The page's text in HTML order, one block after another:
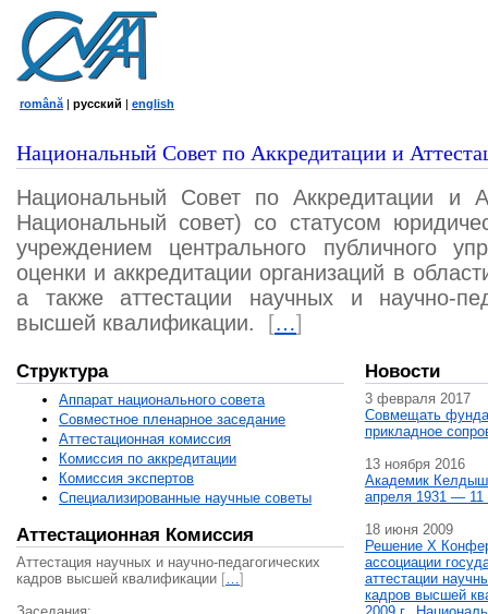
română | русский | english
Национальный Совет по Аккредитации и
Национальный Совет по Аккредитации и
Национальный совет) со статусом
учреждением центрального публичного
оценки и аккредитации организаций в
а также аттестации научных и научно-
высшей квалификации.
[…]
Структура
Аппарат национального совета
Совместное пленарное заседание
Аттестационная комисcия
Комиссия по аккредитации
Комиссия экспертов
Специализированные научные советы
Аттестационная Комиссия
Аттестация научных и научно-педагогических
кадров высшей квалификации […]
Новости
3 февраля 2017
Совмещать
прикладное
13 ноября 2016
Академик
апреля 1931 — 11
18 июня 2009
Решение X
ассоциации
аттестации
кадров высшей